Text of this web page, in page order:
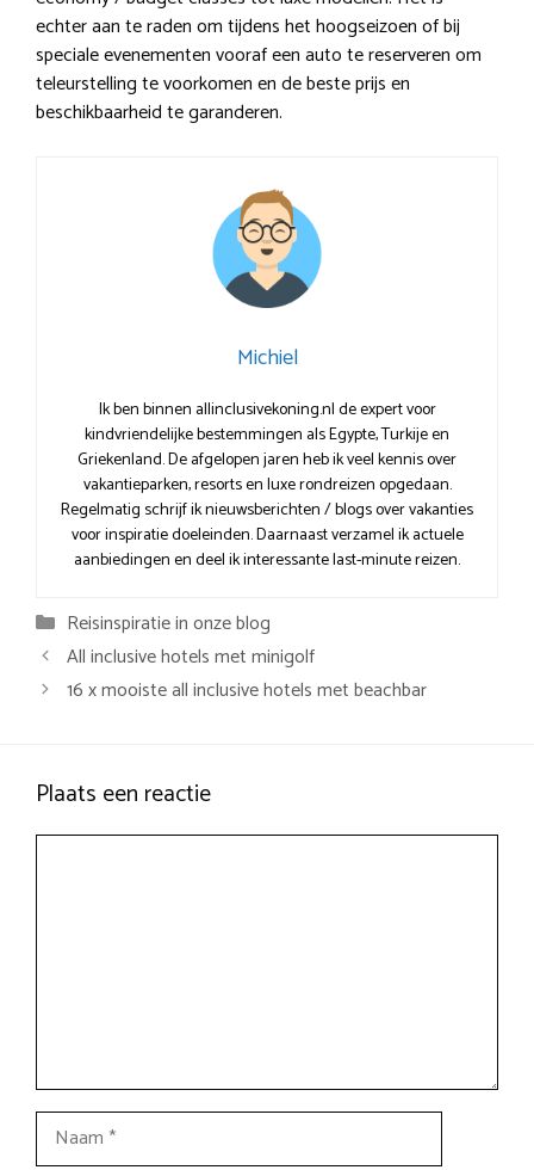
echter aan te raden om tijdens het hoogseizoen of bij
speciale evenementen vooraf een auto te reserveren om
teleurstelling te voorkomen en de beste prijs en
beschikbaarheid te garanderen.
Michiel
Ik ben binnen allinclusivekoning.nl de expert voor
kindvriendelijke bestemmingen als Egypte, Turkije en
Griekenland. De afgelopen jaren heb ik veel kennis over
vakantieparken, resorts en luxe rondreizen opgedaan.
Regelmatig schrijf ik nieuwsberichten / blogs over vakanties
voor inspiratie doeleinden. Daarnaast verzamel ik actuele
aanbiedingen en deel ik interessante last-minute reizen.
Categorieën
Reisinspiratie in onze blog
All inclusive hotels met minigolf
16 x mooiste all inclusive hotels met beachbar
Plaats een reactie
Naam